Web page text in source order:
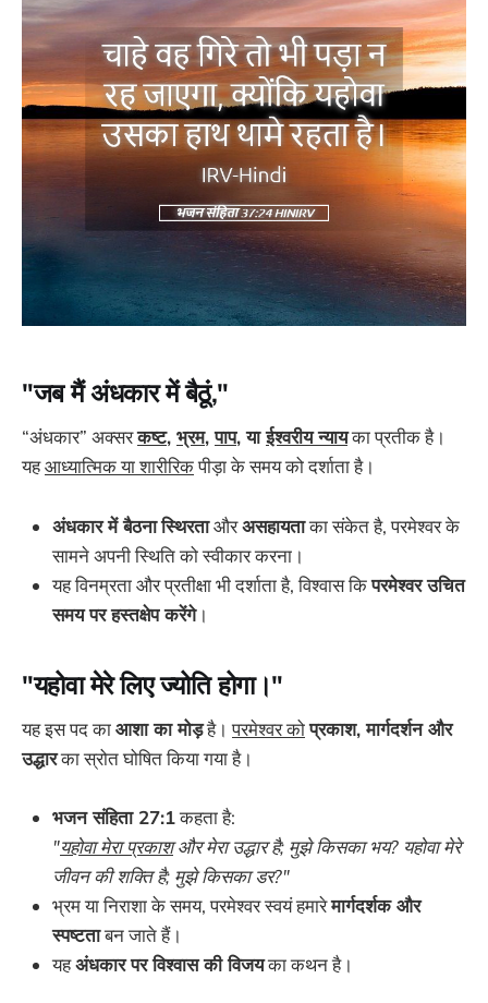
"जब मैं अंधकार में बैठूं,"
“अंधकार” अक्सरकष्ट, भ्रम,पाप, याईश्वरीय न्यायका प्रतीक है।
यहआध्यात्मिक या शारीरिकपीड़ा के समय को दर्शाता है।
अंधकार में बैठनास्थिरताऔरअसहायताका संकेत है, परमेश्वर के
सामने अपनी स्थिति को स्वीकार करना।
यह विनम्रता और प्रतीक्षा भी दर्शाता है, विश्वास किपरमेश्वर उचित
समय पर हस्तक्षेप करेंगे।
"यहोवा मेरे लिए ज्योति होगा।"
यह इस पद काआशा का मोड़है।परमेश्वर कोप्रकाश, मार्गदर्शन और
उद्धारका स्रोत घोषित किया गया है।
भजन संहिता 27:1कहता है:
"यहोवा मेरा प्रकाशऔर मेरा उद्धार है; मुझे किसका भय? यहोवा मेरे
जीवन की शक्ति है; मुझे किसका डर?"
भ्रम या निराशा के समय, परमेश्वर स्वयं हमारेमार्गदर्शक और
स्पष्टताबन जाते हैं।
यहअंधकार पर विश्वास की विजयका कथन है।